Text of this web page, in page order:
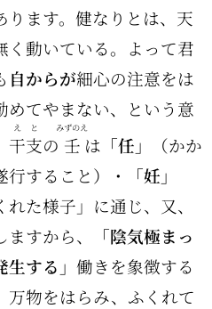
ります。健なりとは、天
く動いている。よって君
自からが細心の注意をは
めてやまない、という意
干支
えと
の 壬
みずのえ
は 「任」
（かか
すること）・
「妊」
れた様子」に通じ、又、
すから、
「陰気極まっ
する」 働きを象徴する
万物をはらみ、ふくれて